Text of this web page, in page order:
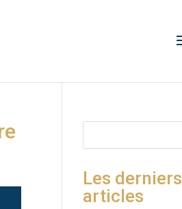
Les derniers
articles